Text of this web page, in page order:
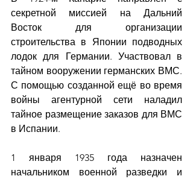
секретной миссией на Дальний
Восток для организации
строительства в Японии подводных
лодок для Германии. Участвовал в
тайном вооружении германских ВМС.
С помощью созданной ещё во время
войны агентурной сети наладил
тайное размещение заказов для ВМС
в Испании.
1 января 1935 года назначен
начальником военной разведки и